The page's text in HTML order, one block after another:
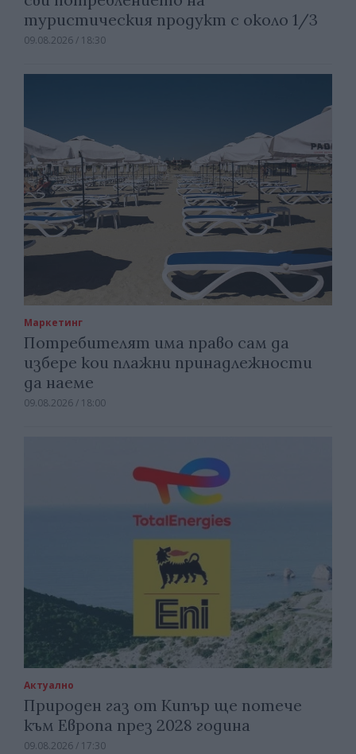
туристическия продукт с около 1/3
09.08.2026 / 18:30
Маркетинг
Потребителят има право сам да
избере кои плажни принадлежности
да наеме
09.08.2026 / 18:00
Актуално
Природен газ от Кипър ще потече
към Европа през 2028 година
09.08.2026 / 17:30